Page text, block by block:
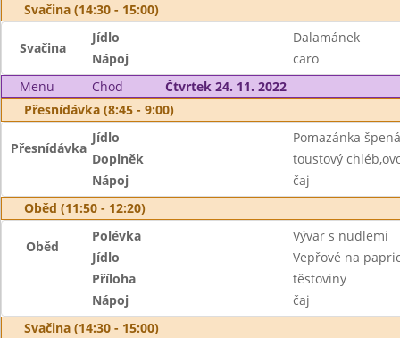
Svačina (14:30 - 15:00)
Svačina
Jídlo
Dalamánek
Nápoj
caro
Menu
Chod
Čtvrtek 24. 11. 2022
Přesnídávka (8:45 - 9:00)
Přesnídávka
Jídlo
Pomazánka
Doplněk
toustový
Nápoj
čaj
Oběd (11:50 - 12:20)
Oběd
Polévka
Vývar s nudlemi
Jídlo
Vepřové na
Příloha
těstoviny
Nápoj
čaj
Svačina (14:30 - 15:00)